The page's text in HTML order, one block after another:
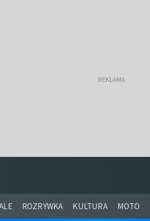
ROZRYWKA KULTURA MOTO